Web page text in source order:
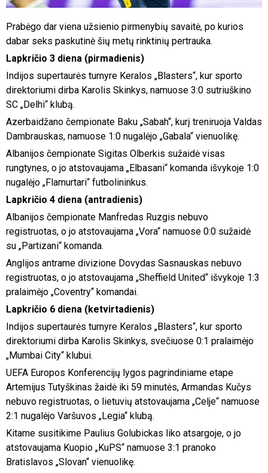
Prabėgo dar viena užsienio pirmenybių savaitė, po kurios
dabar seks paskutinė šių metų rinktinių pertrauka.
Lapkričio 3 diena (pirmadienis)
Indijos supertaurės turnyre Keralos „Blasters“, kur sporto
direktoriumi dirba Karolis Skinkys, namuose 3:0 sutriuškino
SC „Delhi“ klubą.
Azerbaidžano čempionate Baku „Sabah“, kurį treniruoja Valdas
Dambrauskas, namuose 1:0 nugalėjo „Gabala“ vienuolikę.
Albanijos čempionate Sigitas Olberkis sužaidė visas
rungtynes, o jo atstovaujama „Elbasani“ komanda išvykoje 1:0
nugalėjo „Flamurtari“ futbolininkus.
Lapkričio 4 diena (antradienis)
Albanijos čempionate Manfredas Ruzgis nebuvo
registruotas, o jo atstovaujama „Vora“ namuose 0:0 sužaidė
su „Partizani“ komanda.
Anglijos antrame divizione Dovydas Sasnauskas nebuvo
registruotas, o jo atstovaujama „Sheffield United“ išvykoje 1:3
pralaimėjo „Coventry“ komandai.
Lapkričio 6 diena (ketvirtadienis)
Indijos supertaurės turnyre Keralos „Blasters“, kur sporto
direktoriumi dirba Karolis Skinkys, svečiuose 0:1 pralaimėjo
„Mumbai City“ klubui.
UEFA Europos Konferencijų lygos pagrindiniame etape
Artemijus Tutyškinas žaidė iki 59 minutės, Armandas Kučys
nebuvo registruotas, o lietuvių atstovaujama „Celje“ namuose
2:1 nugalėjo Varšuvos „Legia“ klubą.
Kitame susitikime Paulius Golubickas liko atsargoje, o jo
atstovaujama Kuopio „KuPS“ namuose 3:1 pranoko
Bratislavos „Slovan“ vienuolikę.